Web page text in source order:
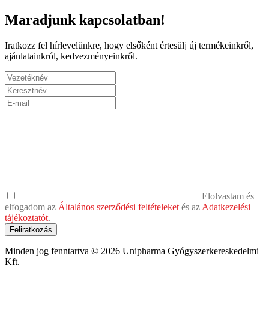
Maradjunk kapcsolatban!
Iratkozz fel hírlevelünkre, hogy elsőként értesülj új termékeinkről,
ajánlatainkról, kedvezményeinkről.
Elolvastam és
elfogadom az Általános szerződési feltételeket és az Adatkezelési
tájékoztatót.
Feliratkozás
Minden jog fenntartva © 2026 Unipharma Gyógyszerkereskedelmi
Kft.